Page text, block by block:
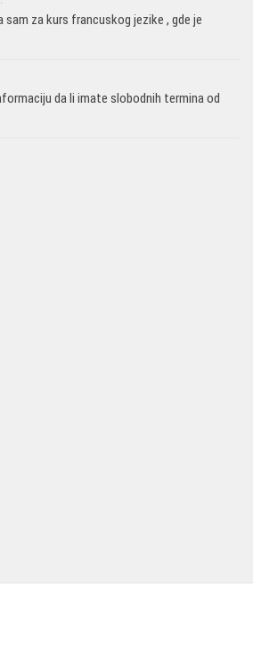
sam za kurs francuskog jezike , gde je
da li imate slobodnih termina od